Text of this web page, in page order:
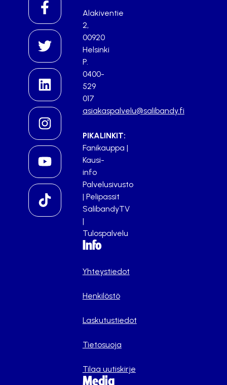
Alakiventie
2,
00920
Helsinki
P.
0400-
529
017
asiakaspalvelu@salibandy.fi
PIKALINKIT:
Fanikauppa |
Kausi-
info
Palvelusivusto
| Pelipassit
SalibandyTV
|
Tulospalvelu
Info
Yhteystiedot
Henkilöstö
Laskutustiedot
Tietosuoja
Tilaa uutiskirje
Media